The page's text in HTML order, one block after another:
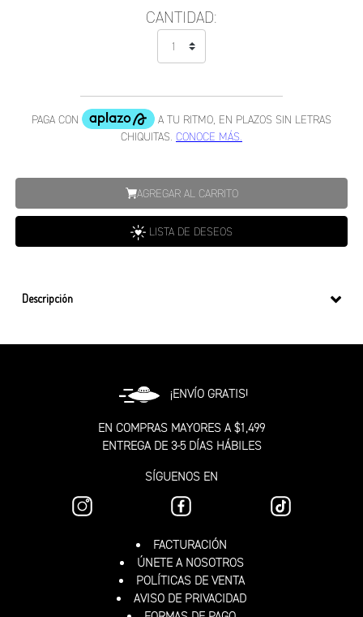
CANTIDAD:
AGREGAR AL CARRITO
LISTA DE DESEOS
Descripción
¡ENVÍO GRATIS!
EN COMPRAS MAYORES A $1,499
ENTREGA DE 3-5 DÍAS HÁBILES
SÍGUENOS EN
FACTURACIÓN
ÚNETE A NOSOTROS
POLÍTICAS DE VENTA
AVISO DE PRIVACIDAD